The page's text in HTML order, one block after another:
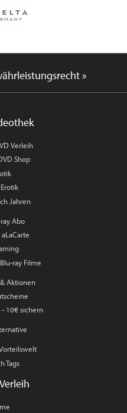
»
Verleih
Shop
Jahren
Abo
ray Filme
Aktionen
10€ sichern
Vorteilswelt
Tags